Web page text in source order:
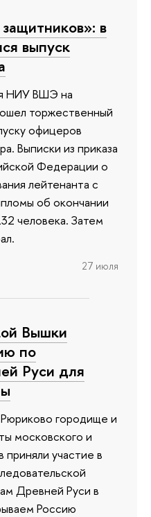
в
выпуск
НИУ ВШЭ на
торжественный
офицеров
Выписки из приказа
Федерации о
лейтенанта с
об окончании
человека. Затем
27 июля
Вышки
по
Руси для
городище и
московского и
приняли участие в
Древней Руси в
Россию